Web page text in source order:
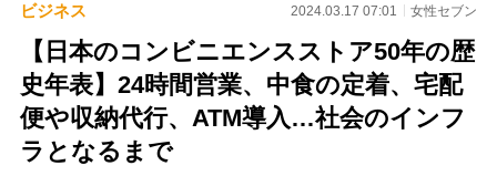
ビジネス 2024.03.17 07:01 女性セブン
【日本のコンビニエンスストア50年の歴
史年表】24時間営業、中食の定着、宅配
便や収納代行、ATM導入…社会のインフ
ラとなるまで